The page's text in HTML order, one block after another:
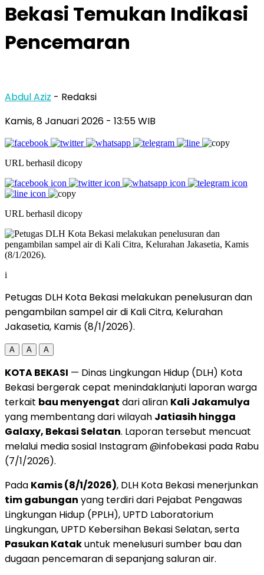
Bekasi Temukan Indikasi
Pencemaran
Abdul Aziz - Redaksi
Kamis, 8 Januari 2026 - 13:55 WIB
URL berhasil dicopy
URL berhasil dicopy
i
Petugas DLH Kota Bekasi melakukan penelusuran dan
pengambilan sampel air di Kali Citra, Kelurahan
Jakasetia, Kamis (8/1/2026).
A A A
KOTA BEKASI — Dinas Lingkungan Hidup (DLH) Kota
Bekasi bergerak cepat menindaklanjuti laporan warga
terkait bau menyengat dari aliran Kali Jakamulya
yang membentang dari wilayah Jatiasih hingga
Galaxy, Bekasi Selatan. Laporan tersebut mencuat
melalui media sosial Instagram @infobekasi pada Rabu
(7/1/2026).
Pada Kamis (8/1/2026), DLH Kota Bekasi menerjunkan
tim gabungan yang terdiri dari Pejabat Pengawas
Lingkungan Hidup (PPLH), UPTD Laboratorium
Lingkungan, UPTD Kebersihan Bekasi Selatan, serta
Pasukan Katakuntuk menelusuri sumber bau dan
dugaan pencemaran di sepanjang saluran air.